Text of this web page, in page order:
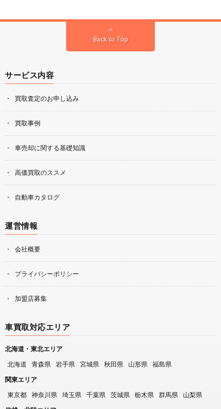
Back to Top
サービス内容
買取査定のお申し込み
買取事例
車売却に関する基礎知識
高価買取のススメ
自動車カタログ
運営情報
会社概要
プライバシーポリシー
加盟店募集
車買取対応エリア
北海道・東北エリア
北海道
青森県 岩手県 宮城県 秋田県 山形県
福島県
関東エリア
東京都
神奈川県 埼玉県 千葉県 茨城県 栃木県 群馬県
山梨県